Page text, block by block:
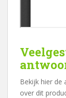
Bekijk hier de
over dit